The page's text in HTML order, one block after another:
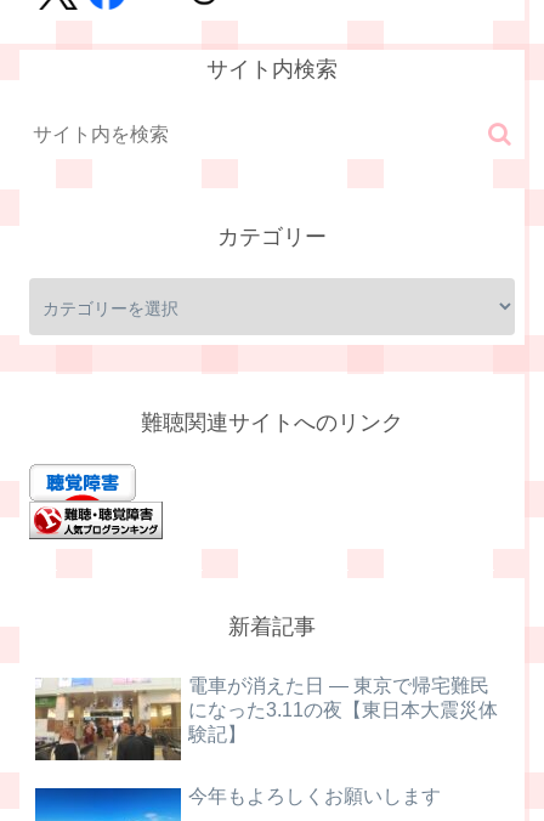
サイト内検索
カテゴリー
難聴関連サイトへのリンク
新着記事
電車が消えた日 ― 東京で帰宅難民
になった3.11の夜【東日本大震災体
験記】
今年もよろしくお願いします